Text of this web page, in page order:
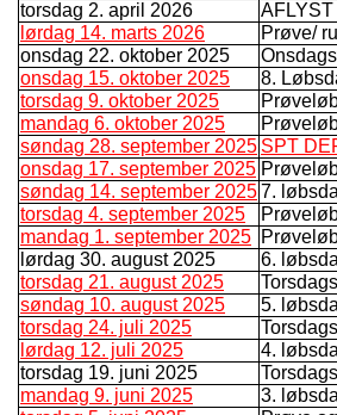
torsdag 2. april 2026
lørdag 14. marts 2026
Prøve/
onsdag 22. oktober 2025
onsdag 15. oktober 2025
8.
torsdag 9. oktober 2025
mandag 6. oktober 2025
søndag 28. september 2025 SPT
onsdag 17. september 2025
søndag 14. september 20257.
torsdag 4. september 2025
mandag 1. september 2025
lørdag 30. august 2025
6.
torsdag 21. august 2025
søndag 10. august 2025
5.
torsdag 24. juli 2025
lørdag 12. juli 2025
4.
torsdag 19. juni 2025
mandag 9. juni 2025
3.